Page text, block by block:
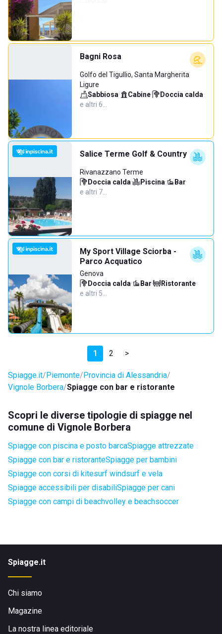
Bagni Rosa
Golfo del Tigullio, Santa Margherita
Ligure
Sabbiosa· Cabine· Doccia calda·
e altri 6…
Salice Terme Golf & Country
Rivanazzano Terme
Doccia calda· Piscina· Bar·
e altri 7…
My Sport Village Sciorba -
Parco Acquatico
Genova
Doccia calda· Bar· Ristorante·
e altri 5…
1 2 >
Spiagge.it Piemonte Provincia di Alessandria
Vignole Borbera Spiagge con bar e ristorante
Scopri le diverse tipologie di spiagge nel
comune di Vignole Borbera
Spiagge con piscina e posto barcaSpiagge attrezzate
Spiagge con bar e ristoranteSpiagge per bambini
Spiagge con corsi di kitesurf windsurf e vela
Spiagge accessibili per disabiliSpiagge per cani
Spiagge con campi di beachvolley e beachsoccer
Spiagge.it
Chi siamo
Magazine
La nostra linea editoriale